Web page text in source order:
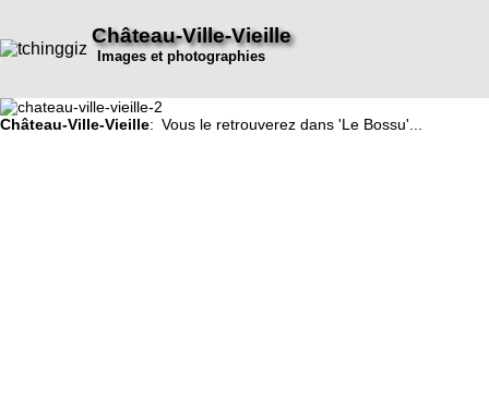
Château-Ville-Vieille
Images et photographies
Château-Ville-Vieille: Vous le retrouverez dans 'Le Bossu'...